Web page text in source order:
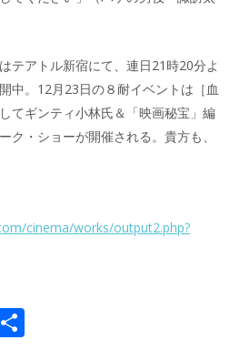
テアトル新宿にて、連日21時20分よ
中。12月23日の８耐イベントは［血
てギンティ小林氏＆「映画秘宝」編
ク・ショーが開催される。貴方も、
cinema/works/output2.php?